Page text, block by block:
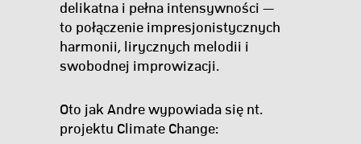
delikatna i pełna intensywności —
to połączenie impresjonistycznych
harmonii, lirycznych melodii i
swobodnej improwizacji.
Oto jak Andre wypowiada się nt.
projektu Climate Change: